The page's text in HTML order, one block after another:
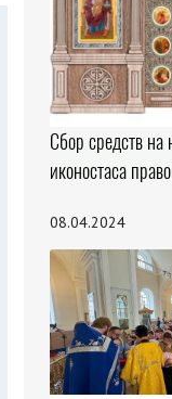
Сбор средств на
иконостаса
08.04.2024